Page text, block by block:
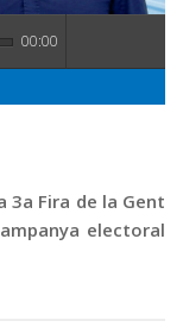
00:00
3a Fira de la Gent
electoral